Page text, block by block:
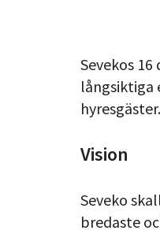
Sevekos
långsiktiga
hyresgäster.
Vision
Seveko
bredaste